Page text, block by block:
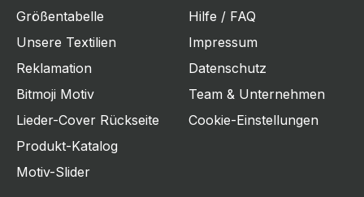
Größentabelle
Unsere Textilien
Reklamation
Bitmoji Motiv
Lieder-Cover Rückseite
Produkt-Katalog
Motiv-Slider
Hilfe / FAQ
Impressum
Datenschutz
Team & Unternehmen
Cookie-Einstellungen